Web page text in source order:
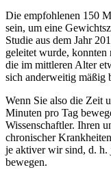
Die empfohlenen 150
sein, um eine
Studie aus dem Jahr
geleitet wurde,
die im mittleren Alter
sich anderweitig mäßig
Wenn Sie also die Zeit
Minuten pro Tag
Wissenschaftler. Ihren
chronischer
je aktiver wir sind, d. h.
bewegen.